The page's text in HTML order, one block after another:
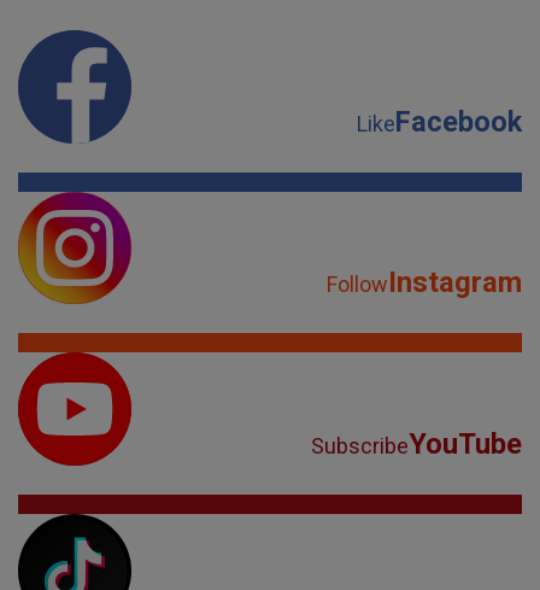
LikeFacebook
FollowInstagram
SubscribeYouTube